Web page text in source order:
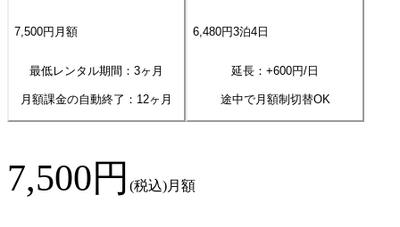
7,500円 月額
最低レンタル期間：3ヶ月
月額課金の自動終了： 12ヶ月
6,480円3泊4日
延長：+600円/日
途中で月額制切替OK
7,500円 (税込)月額